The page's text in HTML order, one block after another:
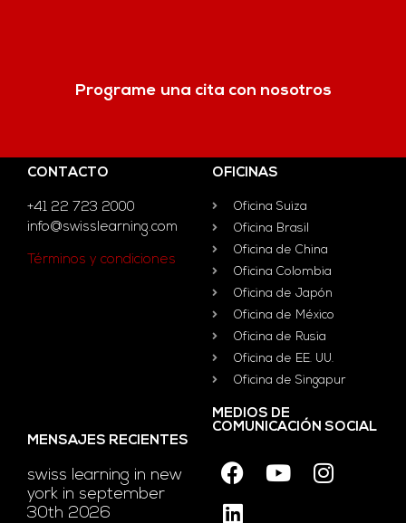
Programe una cita con nosotros
CONTACTO
+41 22 723 2000
info@swisslearning.com
Términos y condiciones
OFICINAS
Oficina Suiza
Oficina Brasil
Oficina de China
Oficina Colombia
Oficina de Japón
Oficina de México
Oficina de Rusia
Oficina de EE. UU.
Oficina de Singapur
MENSAJES RECIENTES
swiss learning in new
york in september
30th 2026
MEDIOS DE
COMUNICACIÓN SOCIAL